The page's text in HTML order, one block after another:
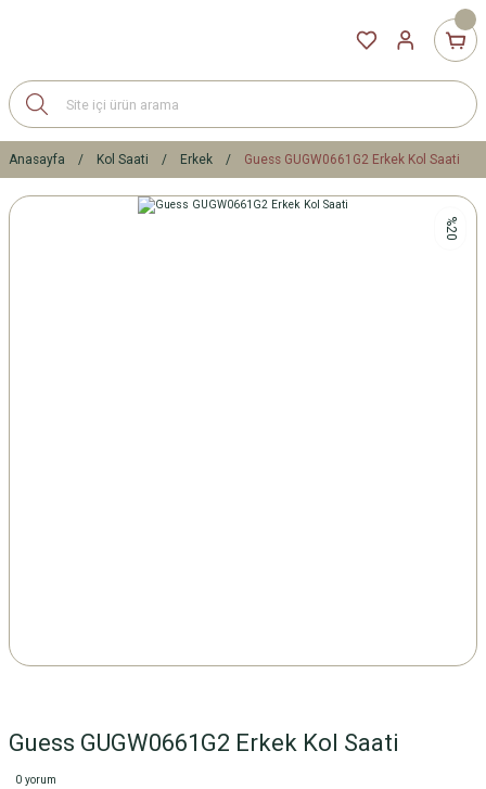
Anasayfa Kol Saati Erkek Guess GUGW0661G2 Erkek Kol Saati
%20
Guess GUGW0661G2 Erkek Kol Saati
0 yorum